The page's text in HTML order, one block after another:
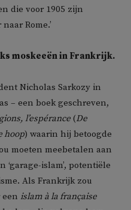
die voor 1905 zijn
Rome.’
moskeeën in Frankrijk.
Nicholas Sarkozy in
– een boek geschreven,
l’espérance (De
hoop) waarin hij betoogde
moeten meebetalen aan
‘garage-islam’, potentiële
Als Frankrijk zou
islam à la française